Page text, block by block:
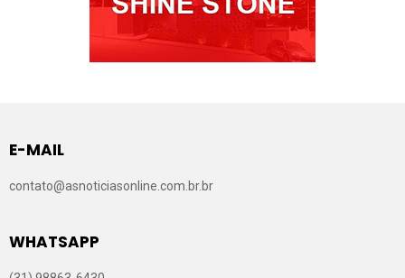
E-MAIL
contato@asnoticiasonline.com.br.br
WHATSAPP